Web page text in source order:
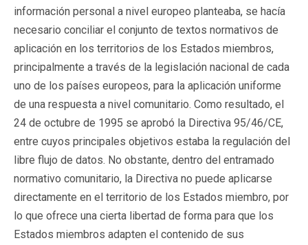
información personal a nivel europeo planteaba, se hacía
necesario conciliar el conjunto de textos normativos de
aplicación en los territorios de los Estados miembros,
principalmente a través de la legislación nacional de cada
uno de los países europeos, para la aplicación uniforme
de una respuesta a nivel comunitario. Como resultado, el
24 de octubre de 1995 se aprobó la Directiva 95/46/CE,
entre cuyos principales objetivos estaba la regulación del
libre flujo de datos. No obstante, dentro del entramado
normativo comunitario, la Directiva no puede aplicarse
directamente en el territorio de los Estados miembro, por
lo que ofrece una cierta libertad de forma para que los
Estados miembros adapten el contenido de sus